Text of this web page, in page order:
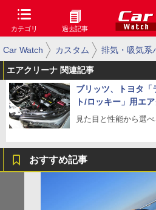
カテゴリ 過去記事
Car Watch カスタム 排気・吸気系
エアクリーナ 関連記事
ブリッツ、トヨタ「
ト/ロッキー」用エ
見た目と性能から選
おすすめ記事